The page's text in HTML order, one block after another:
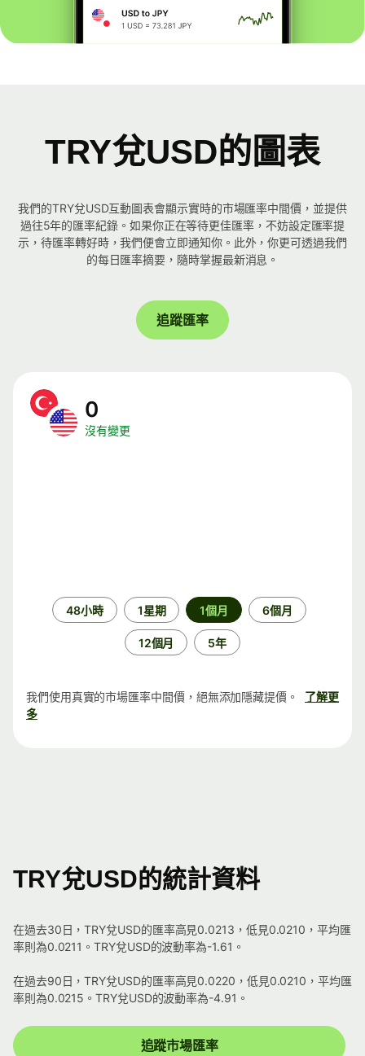
TRY兌USD的圖表
我們的TRY兌USD互動圖表會顯示實時的市場匯率中間價，並提供
過往5年的匯率紀錄。如果你正在等待更佳匯率，不妨設定匯率提
示，待匯率轉好時，我們便會立即通知你。此外，你更可透過我們
的每日匯率摘要，隨時掌握最新消息。
追蹤匯率
0
沒有變更
48小時 1星期 1個月 6個月
12個月 5年
我們使用真實的市場匯率中間價，絕無添加隱藏提價。
了解更
多
TRY兌USD的統計資料
在過去30日，TRY兌USD的匯率高見0.0213，低見0.0210，平均匯
率則為0.0211。TRY兌USD的波動率為-1.61。
在過去90日，TRY兌USD的匯率高見0.0220，低見0.0210，平均匯
率則為0.0215。TRY兌USD的波動率為-4.91。
追蹤市場匯率